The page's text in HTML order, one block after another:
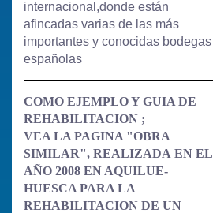
internacional,donde están
afincadas varias de las más
importantes y conocidas bodegas
españolas
COMO EJEMPLO Y GUIA DE
REHABILITACION ;
VEA LA PAGINA "OBRA
SIMILAR", REALIZADA EN EL
AÑO 2008 EN AQUILUE-
HUESCA PARA LA
REHABILITACION DE UN